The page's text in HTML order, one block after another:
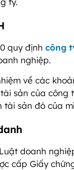
quy định công
nghiệp.
về các
sản của công
tài sản đó của
doanh
cấp Giấy